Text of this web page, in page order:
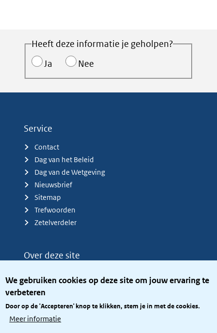
We gebruiken cookies op deze site om jouw ervaring te
verbeteren
Door op de 'Accepteren' knop te klikken, stem je in met de cookies.
Meer informatie
Heeft deze informatie je geholpen?
Ja
Nee
Service
Contact
Dag van het Beleid
Dag van de Wetgeving
Nieuwsbrief
Sitemap
Trefwoorden
Zetelverdeler
Over deze site
Privacy
Toegang site openbaar
Toegankelijkheid